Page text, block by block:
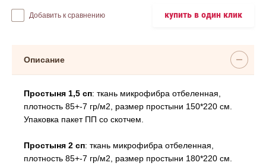
Добавить к сравнению купить в один клик
Описание
Простыня 1,5 сп: ткань микрофибра отбеленная,
плотность 85+-7 гр/м2, размер простыни 150*220 см.
Упаковка пакет ПП со скотчем.
Простыня 2 сп: ткань микрофибра отбеленная,
плотность 85+-7 гр/м2, размер простыни 180*220 см.